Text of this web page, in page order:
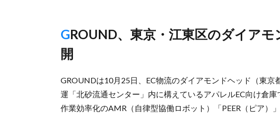
GROUND、東京・江東区のダイアモンドヘッド物流拠点で公
開
GROUNDは10月25日、EC物流のダイアモンドヘッド（東京
運「北砂流通センター」内に構えているアパレルEC向け倉
作業効率化のAMR（自律型協働ロボット）「PEER（ピア）